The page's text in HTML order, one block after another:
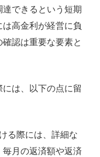
できるという短期
高金利が経営に負
認は重要な要素と
は、以下の点に留
る際には、詳細な
月の返済額や返済